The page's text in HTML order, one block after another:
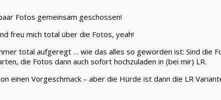
Fotos gemeinsam geschossen!
freu mich total über die Fotos, yeah!
total aufgeregt … wie das alles so geworden ist: Sind die
die Fotos dann auch sofort hochzuladen in (bei mir) LR.
einen Vorgeschmack – aber die Hürde ist dann die LR